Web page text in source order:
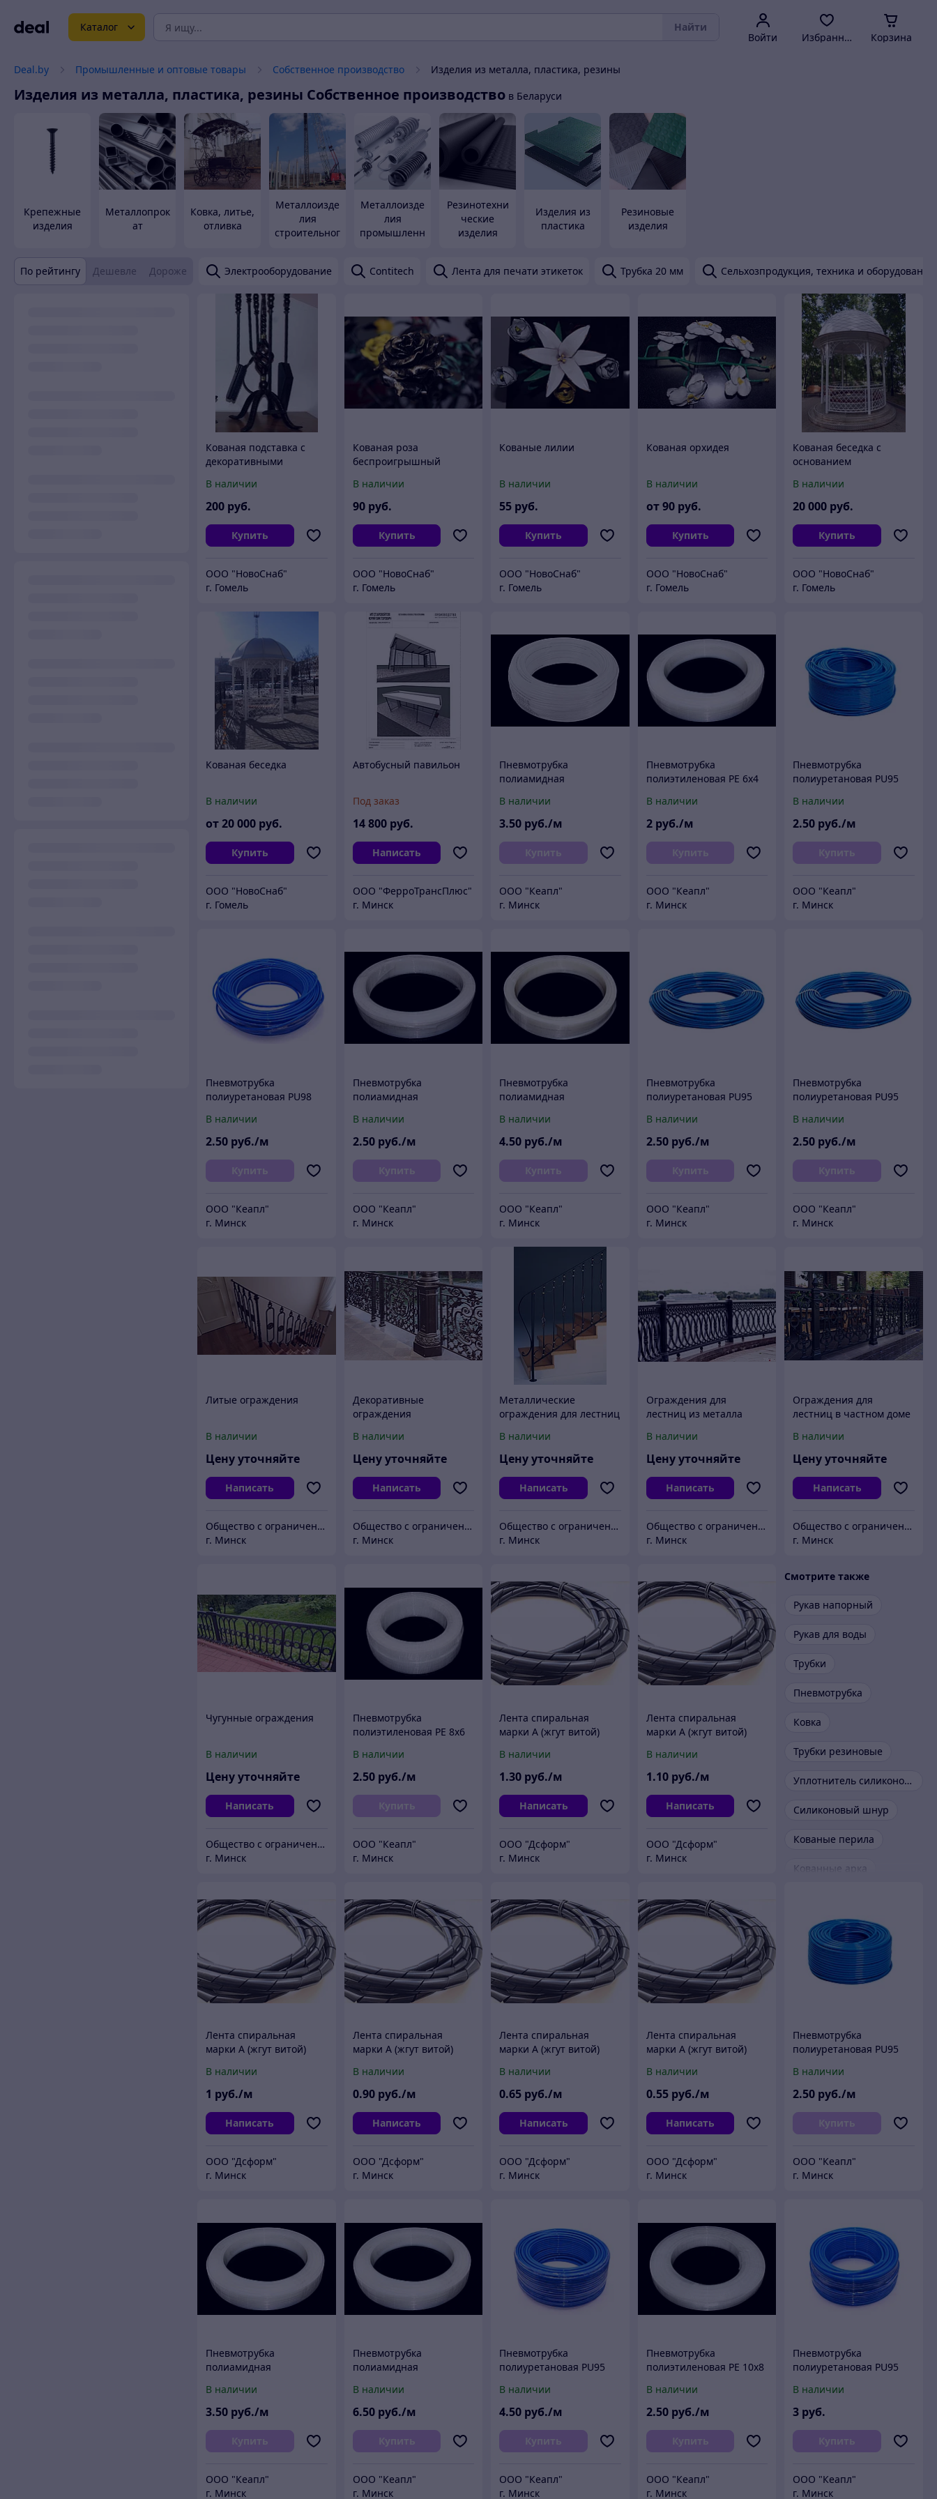
Каталог Найти
Войти Избранное Корзина
Deal.by Промышленные и оптовые товары Собственное производство Изделия из металла, пластика, резины
Изделия из металла, пластика, резины Собственное производство в Беларуси
Крепежные
изделия
Металлопрок
ат
Ковка, литье,
отливка
Металлоизде
лия
строительног
Металлоизде
лия
промышленн
Резинотехни
ческие
изделия
Изделия из
пластика
Резиновые
изделия
По рейтингу Дешевле Дороже Электрооборудование Contitech Лента для печати этикеток Трубка 20 мм Сельхозпродукция, техника и оборудование
Кованая подставка с
декоративными
В наличии
200 руб.
Купить
ООО "НовоСнаб"
г. Гомель
Кованая роза
беспроигрышный
В наличии
90 руб.
Купить
ООО "НовоСнаб"
г. Гомель
Кованые лилии
В наличии
55 руб.
Купить
ООО "НовоСнаб"
г. Гомель
Кованая орхидея
В наличии
от90 руб.
Купить
ООО "НовоСнаб"
г. Гомель
Кованая беседка с
основанием
В наличии
20 000 руб.
Купить
ООО "НовоСнаб"
г. Гомель
Кованая беседка
В наличии
от20 000 руб.
Купить
ООО "НовоСнаб"
г. Гомель
Автобусный павильон
Под заказ
14 800 руб.
Написать
ООО "ФерроТрансПлюс"
г. Минск
Пневмотрубка
полиамидная
мм (20 атм, прозрачная)
Китай (м)
В наличии
3.50 руб./м
Купить
ООО "Кеапл"
г. Минск
Пневмотрубка
полиэтиленовая PE 6х4
Китай (м)
В наличии
2 руб./м
Купить
ООО "Кеапл"
г. Минск
Пневмотрубка
полиуретановая PU95
Китай (м)
В наличии
2.50 руб./м
Купить
ООО "Кеапл"
г. Минск
Пневмотрубка
полиуретановая PU98
В наличии
2.50 руб./м
Купить
ООО "Кеапл"
г. Минск
Пневмотрубка
полиамидная
(30 атм, прозрачная)
Китай (м)
В наличии
2.50 руб./м
Купить
ООО "Кеапл"
г. Минск
Пневмотрубка
полиамидная
мм (15 атм, прозрачная)
Китай (м)
В наличии
4.50 руб./м
Купить
ООО "Кеапл"
г. Минск
Пневмотрубка
полиуретановая PU95
В наличии
2.50 руб./м
Купить
ООО "Кеапл"
г. Минск
Пневмотрубка
полиуретановая PU95
(м)
В наличии
2.50 руб./м
Купить
ООО "Кеапл"
г. Минск
Литые ограждения
В наличии
Цену уточняйте
Написать
Общество с ограниченной ответственностью "ЛИТЬЁ"
г. Минск
Декоративные
ограждения
В наличии
Цену уточняйте
Написать
Общество с ограниченной ответственностью "ЛИТЬЁ"
г. Минск
Металлические
ограждения для лестниц
В наличии
Цену уточняйте
Написать
Общество с ограниченной ответственностью "ЛИТЬЁ"
г. Минск
Ограждения для
лестниц из металла
В наличии
Цену уточняйте
Написать
Общество с ограниченной ответственностью "ЛИТЬЁ"
г. Минск
Ограждения для
лестниц в частном доме
В наличии
Цену уточняйте
Написать
Общество с ограниченной ответственностью "ЛИТЬЁ"
г. Минск
Чугунные ограждения
В наличии
Цену уточняйте
Написать
Общество с ограниченной ответственностью "ЛИТЬЁ"
г. Минск
Пневмотрубка
полиэтиленовая PE 8х6
Китай (м)
В наличии
2.50 руб./м
Купить
ООО "Кеапл"
г. Минск
Лента спиральная
марки А (жгут витой)
В наличии
1.30 руб./м
Написать
ООО "Дсформ"
г. Минск
Лента спиральная
марки А (жгут витой)
В наличии
1.10 руб./м
Написать
ООО "Дсформ"
г. Минск
Смотрите также
Рукав напорный
Рукав для воды
Трубки
Пневмотрубка
Ковка
Трубки резиновые
Уплотнитель силиконовый
Силиконовый шнур
Кованые перила
Кованные арка
Лента спиральная
марки А (жгут витой)
В наличии
1 руб./м
Написать
ООО "Дсформ"
г. Минск
Лента спиральная
марки А (жгут витой)
В наличии
0.90 руб./м
Написать
ООО "Дсформ"
г. Минск
Лента спиральная
марки А (жгут витой)
В наличии
0.65 руб./м
Написать
ООО "Дсформ"
г. Минск
Лента спиральная
марки А (жгут витой)
В наличии
0.55 руб./м
Написать
ООО "Дсформ"
г. Минск
Пневмотрубка
полиуретановая PU95
Китай (м)
В наличии
2.50 руб./м
Купить
ООО "Кеапл"
г. Минск
Пневмотрубка
полиамидная
(20 атм, прозрачная)
Китай (м)
В наличии
3.50 руб./м
Купить
ООО "Кеапл"
г. Минск
Пневмотрубка
полиамидная
мм (15 атм, прозрачная)
Китай (м)
В наличии
6.50 руб./м
Купить
ООО "Кеапл"
г. Минск
Пневмотрубка
полиуретановая PU95
(м)
В наличии
4.50 руб./м
Купить
ООО "Кеапл"
г. Минск
Пневмотрубка
полиэтиленовая PE 10х8
Китай (м)
В наличии
2.50 руб./м
Купить
ООО "Кеапл"
г. Минск
Пневмотрубка
полиуретановая PU95
Китай (м)
В наличии
3 руб.
Купить
ООО "Кеапл"
г. Минск